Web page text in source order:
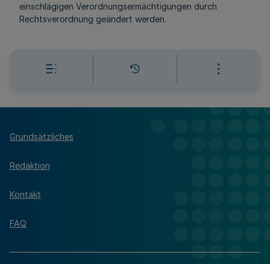
einschlägigen Verordnungsermächtigungen durch
Rechtsverordnung geändert werden.
Grundsätzliches
Redaktion
Kontakt
FAQ